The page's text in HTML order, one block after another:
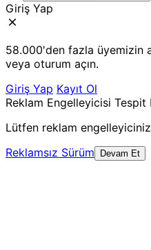
Giriş Yap
58.000'den fazla üyemizin
veya oturum açın.
Giriş Yap Kayıt Ol
Reklam Engelleyicisi Tespit
Lütfen reklam engelleyicinizi
Reklamsız Sürüm
Devam Et